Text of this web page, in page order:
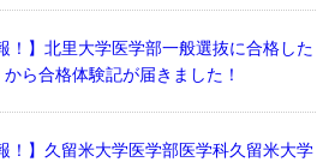
！】北里大学医学部一般選抜に合格した
ら合格体験記が届きました！
！】久留米大学医学部医学科久留米大学